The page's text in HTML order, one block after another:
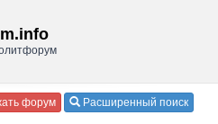
форум Расширенный поиск